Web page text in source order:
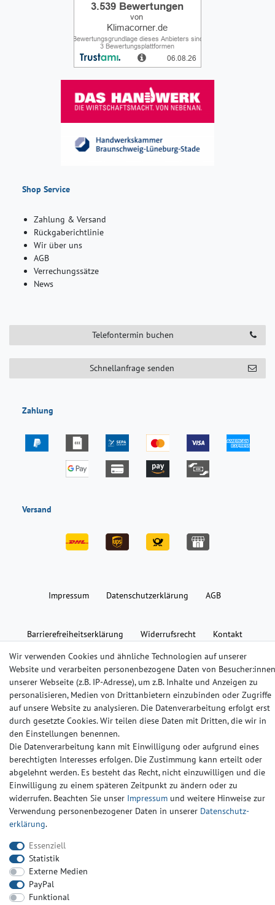
Shop Service
Zahlung & Versand
Rückgaberichtlinie
Wir über uns
AGB
Verrechungssätze
News
Telefontermin buchen
Schnellanfrage senden
Zahlung
Versand
Impressum Daten­schutz­erklärung AGB
Barrierefreiheitserklärung Widerrufs­recht
Kontakt
Wir verwenden Cookies und ähnliche Technologien auf unserer
Website und verarbeiten personenbezogene Daten von Besucher:innen
unserer Webseite (z.B. IP-Adresse), um z.B. Inhalte und Anzeigen zu
personalisieren, Medien von Drittanbietern einzubinden oder Zugriffe
auf unsere Website zu analysieren. Die Datenverarbeitung erfolgt erst
durch gesetzte Cookies. Wir teilen diese Daten mit Dritten, die wir in
den Einstellungen benennen.
Die Datenverarbeitung kann mit Einwilligung oder aufgrund eines
berechtigten Interesses erfolgen. Die Zustimmung kann erteilt oder
abgelehnt werden. Es besteht das Recht, nicht einzuwilligen und die
Einwilligung zu einem späteren Zeitpunkt zu ändern oder zu
widerrufen. Beachten Sie unser Impressum und weitere Hinweise zur
Verwendung personenbezogener Daten in unserer Daten­schutz­
erklärung.
Essenziell
Statistik
Externe Medien
PayPal
Funktional
© Copyright 2024-2025 | Alle Rechte vorbehalten.
Widerrufs­recht Widerrufs­formular Impressum
Daten­schutz­erklärung AGB Kontakt